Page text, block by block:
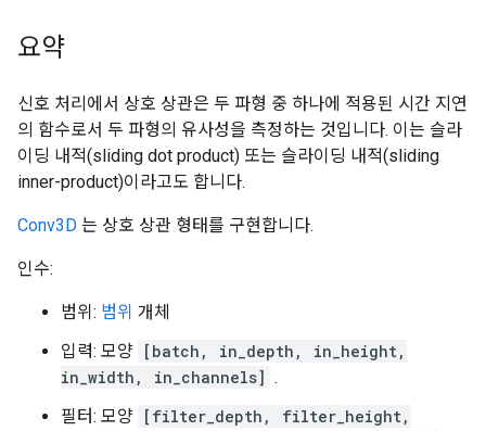
요약
신호 처리에서 상호 상관은 두 파형 중 하나에 적용된 시간 지연
의 함수로서 두 파형의 유사성을 측정하는 것입니다. 이는 슬라
이딩 내적(sliding dot product) 또는 슬라이딩 내적(sliding
inner-product)이라고도 합니다.
Conv3D 는 상호 상관 형태를 구현합니다.
인수:
범위: 범위 개체
입력: 모양 [batch, in_depth, in_height,
in_width, in_channels] .
필터: 모양 [filter_depth, filter_height,